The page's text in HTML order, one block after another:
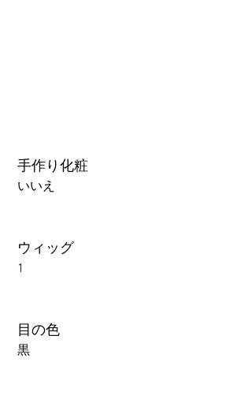
手作り化粧
いいえ
ウィッグ
1
目の色
黒